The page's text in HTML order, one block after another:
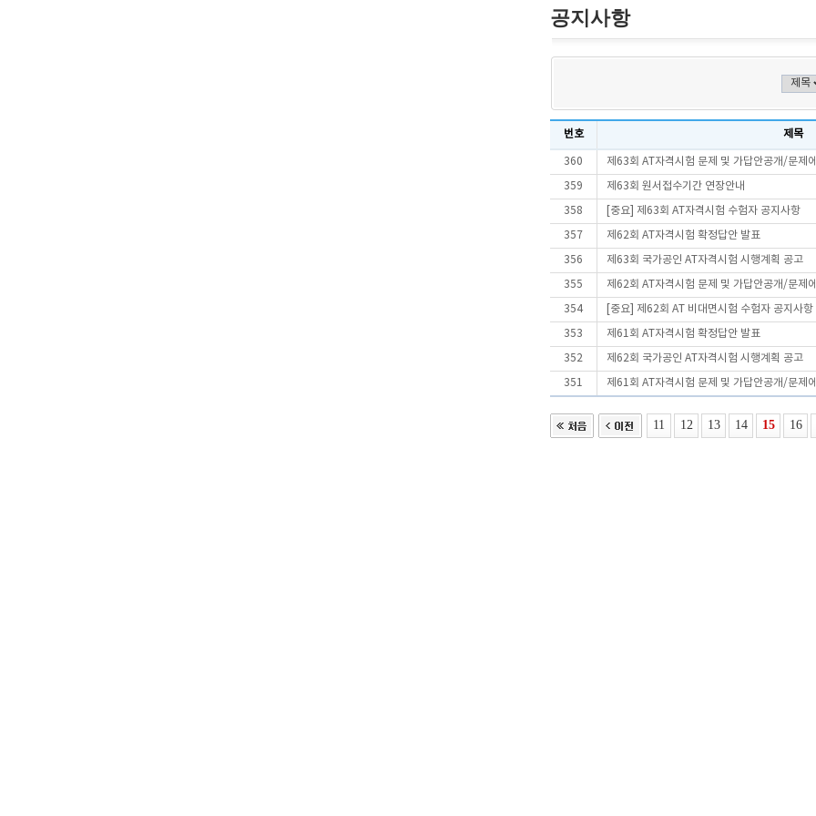
공지사항
번호 제목
360 제63회 AT자격시험 문제 및 가답안공개/문제
359 제63회 원서접수기간 연장안내
358 [중요] 제63회 AT자격시험 수험자 공지사항
357 제62회 AT자격시험 확정답안 발표
356 제63회 국가공인 AT자격시험 시행계획 공고
355 제62회 AT자격시험 문제 및 가답안공개/문제
354 [중요] 제62회 AT 비대면시험 수험자 공지사항
353 제61회 AT자격시험 확정답안 발표
352 제62회 국가공인 AT자격시험 시행계획 공고
351 제61회 AT자격시험 문제 및 가답안공개/문제
11 12 13 14 15 16